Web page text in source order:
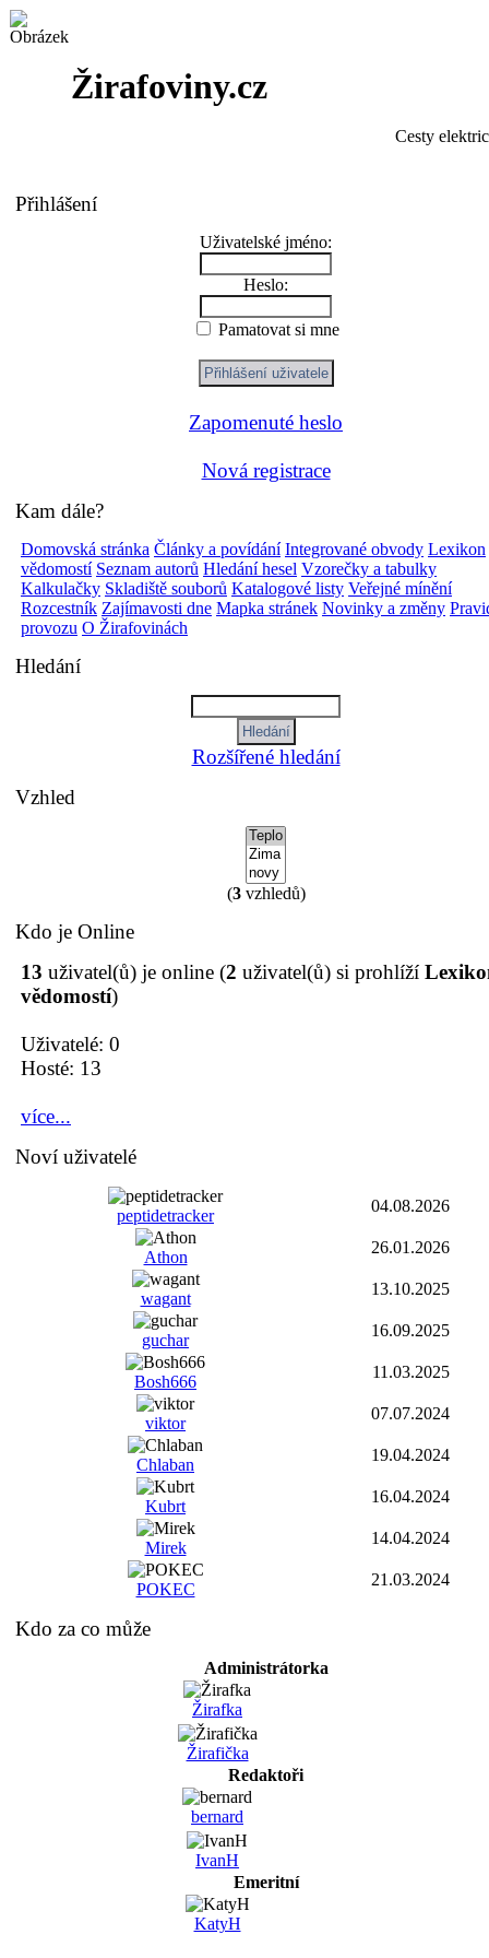
Žirafoviny.cz
Cesty
Přihlášení
Uživatelské jméno:
Heslo:
Pamatovat si mne
Zapomenuté heslo
Nová registrace
Kam dále?
Domovská stránka Články a povídání Integrované obvody Lexikon
vědomostí Seznam autorů Hledání hesel Vzorečky a tabulky
Kalkulačky Skladiště souborů Katalogové listy Veřejné mínění
Rozcestník Zajímavosti dne Mapka stránek Novinky a změny
provozu O Žirafovinách
Hledání
Rozšířené hledání
Vzhled
(3vzhledů)
Kdo je Online
13 uživatel(ů) je online (2 uživatel(ů) si prohlíží
vědomostí)
Uživatelé: 0
Hosté: 13
více...
Noví uživatelé
peptidetracker
04.08.2026
Athon
26.01.2026
wagant
13.10.2025
guchar
16.09.2025
Bosh666
11.03.2025
viktor
07.07.2024
Chlaban
19.04.2024
Kubrt
16.04.2024
Mirek
14.04.2024
POKEC
21.03.2024
Kdo za co může
Administrátorka
Žirafka
Žirafička
Redaktoři
bernard
IvanH
Emeritní
KatyH